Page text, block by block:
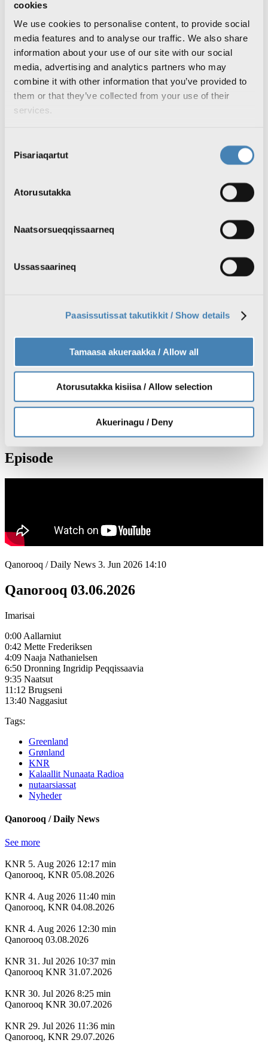
cookies
We use cookies to personalise content, to provide social
media features and to analyse our traffic. We also share
information about your use of our site with our social
media, advertising and analytics partners who may
combine it with other information that you’ve provided to
them or that they’ve collected from your use of their
services.
Selection
Pisariaqartut
Atorusutakka
Naatsorsueqqissaarneq
Ussassaarineq
Paasissutissat takutikkit / Show details
Tamaasa akueraakka / Allow all
Atorusutakka kisiisa / Allow selection
Akuerinagu / Deny
Radioaviisi nutaaneq tusarnaaruk
Inatsisartunut qinersineq #IQ2025
TV
Aallakaatitat isiginnaakkit
KNR1 isiginnaaruk
Aallakaatitat ujakkit
Podcastit ujakkit
Inuttassarsiuussat
KNR pillugu
KNR Pilerisaarivik
Atuisut assiisiviat
TV
Inuttassarsiuussat
TV-p saqqaa
KNR 1
KNR 2
Aallakaatitat ujakkit
Episode
Qanorooq / Daily News 3. Jun 2026 14:10
Qanorooq 03.06.2026
Imarisai
0:00 Aallarniut
0:42 Mette Frederiksen
4:09 Naaja Nathanielsen
6:50 Dronning Ingridip Peqqissaavia
9:35 Naatsut
11:12 Brugseni
13:40 Naggasiut
Tags:
Greenland
Grønland
KNR
Kalaallit Nunaata Radioa
nutaarsiassat
Nyheder
Qanorooq / Daily News
See more
KNR 5. Aug 2026 12:17 min
Qanorooq, KNR 05.08.2026
KNR 4. Aug 2026 11:40 min
Qanorooq, KNR 04.08.2026
KNR 4. Aug 2026 12:30 min
Qanorooq 03.08.2026
KNR 31. Jul 2026 10:37 min
Qanorooq KNR 31.07.2026
KNR 30. Jul 2026 8:25 min
Qanorooq KNR 30.07.2026
KNR 29. Jul 2026 11:36 min
Qanorooq, KNR 29.07.2026